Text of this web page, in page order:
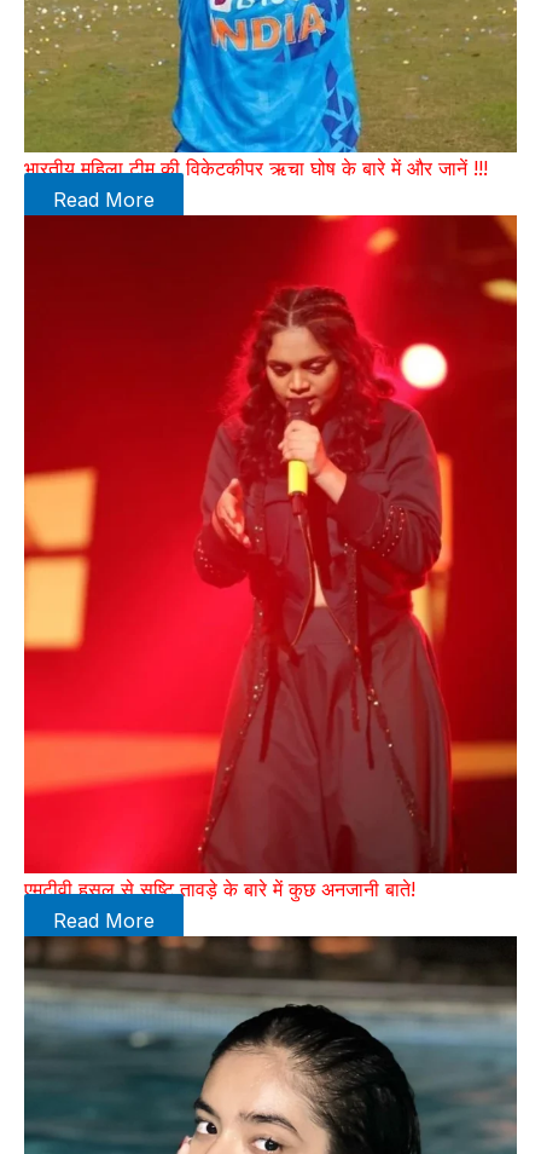
भारतीय महिला टीम की विकेटकीपर ऋचा घोष के बारे में और जानें !!!
Read More
एमटीवी हसल से सृष्टि तावड़े के बारे में कुछ अनजानी बाते!
Read More